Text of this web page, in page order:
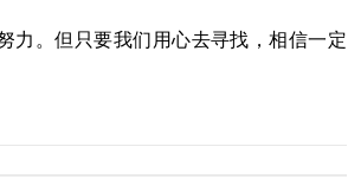
力。但只要我们用心去寻找，相信一定